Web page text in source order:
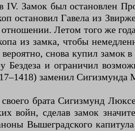
IV. Замок был остановлен
остановил Гавела из
Летом того же
из замка, чтобы
снова купил замок
Бездеза и ограничил
заменил Сигизмунда
брата Сигизмунд
войн, сделав замок
Вышеградского